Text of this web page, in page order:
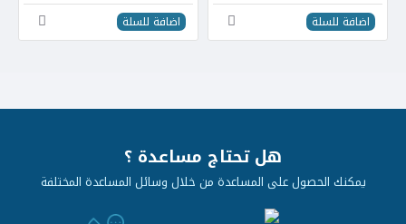
اضافة للسلة اضافة للسلة
هل تحتاج مساعدة ؟
يمكنك الحصول على المساعدة من خلال وسائل المساعدة المختلفة